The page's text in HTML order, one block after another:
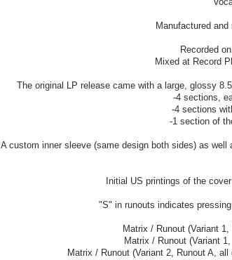
Manufactured
Recorded
Mixed at Record
The original LP release came with a large, glossy
-4 sections,
-4 sections
-1 section of
A custom inner sleeve (same design both sides) as
Initial US printings of the
"S" in runouts indicates
Matrix / Runout (Variant
Matrix / Runout (Variant
Matrix / Runout (Variant 2, Runout A,